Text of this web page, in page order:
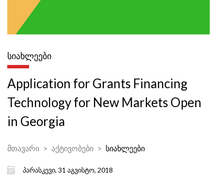
ᲡᲘᲐᲮᲚᲔᲔᲑᲘ
Application for Grants Financing
Technology for New Markets Open
in Georgia
მთავარი აქტივობები სიახლეები
პარასკევი, 31 აგვისტო, 2018